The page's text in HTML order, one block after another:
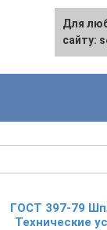
ГОСТ 397-79
Технические
Для
сайту: